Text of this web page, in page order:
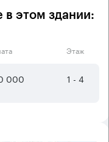
этом здании:
Этаж
000 1 - 4